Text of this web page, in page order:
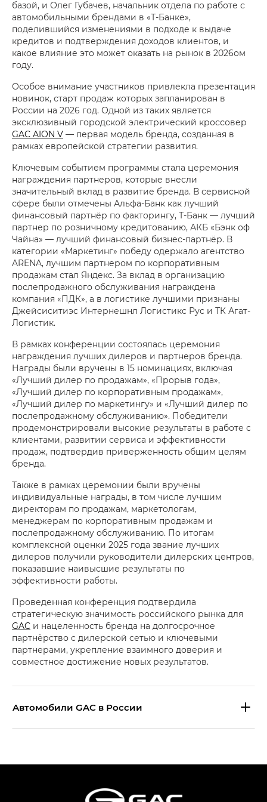
базой, и Олег Губачев, начальник отдела по работе с
автомобильными брендами в «Т-Банке»,
поделившийся изменениями в подходе к выдаче
кредитов и подтверждения доходов клиентов, и
какое влияние это может оказать на рынок в 2026ом
году.
Особое внимание участников привлекла презентация
новинок, старт продаж которых запланирован в
России на 2026 год. Одной из таких является
эксклюзивный городской электрический кроссовер
GAC AION V — первая модель бренда, созданная в
рамках европейской стратегии развития.
Ключевым событием программы стала церемония
награждения партнеров, которые внесли
значительный вклад в развитие бренда. В сервисной
сфере были отмечены Альфа-Банк как лучший
финансовый партнёр по факторингу, Т-Банк — лучший
партнер по розничному кредитованию, АКБ «Бэнк оф
Чайна» — лучший финансовый бизнес-партнёр. В
категории «Маркетинг» победу одержало агентство
ARENA, лучшим партнером по корпоративным
продажам стал Яндекс. За вклад в организацию
послепродажного обслуживания награждена
компания «ПДК», а в логистике лучшими признаны
Джейсиситиэс Интернешнл Логистикс Рус и ТК Агат-
Логистик.
В рамках конференции состоялась церемония
награждения лучших дилеров и партнеров бренда.
Награды были вручены в 15 номинациях, включая
«Лучший дилер по продажам», «Прорыв года»,
«Лучший дилер по корпоративным продажам»,
«Лучший дилер по маркетингу» и «Лучший дилер по
послепродажному обслуживанию». Победители
продемонстрировали высокие результаты в работе с
клиентами, развитии сервиса и эффективности
продаж, подтвердив приверженность общим целям
бренда.
Также в рамках церемонии были вручены
индивидуальные награды, в том числе лучшим
директорам по продажам, маркетологам,
менеджерам по корпоративным продажам и
послепродажному обслуживанию. По итогам
комплексной оценки 2025 года звание лучших
дилеров получили руководители дилерских центров,
показавшие наивысшие результаты по
эффективности работы.
Проведенная конференция подтвердила
стратегическую значимость российского рынка для
GAC и нацеленность бренда на долгосрочное
партнёрство с дилерской сетью и ключевыми
партнерами, укрепление взаимного доверия и
совместное достижение новых результатов.
Aвтомобили GAC в России
Эс Икс ПРЕМИУМ — SX PREMIUM
S7 — Эс 7 (S7) в комплектациях